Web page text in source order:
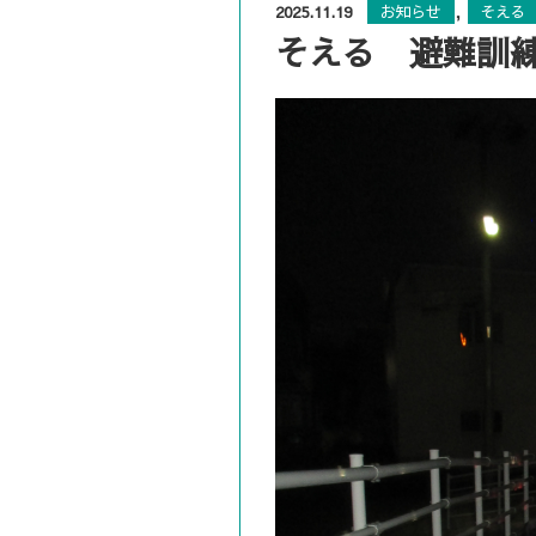
2025.11.19 お知らせ , そえる
そえる 避難訓